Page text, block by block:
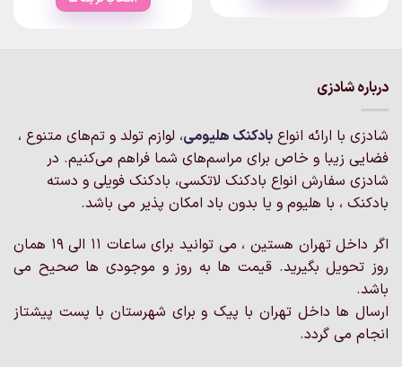
گزینه
ها
ممکن
است
در
محصول
انتخاب
through
۲,۴۴۰,۰۰۰تومان
باشد.
گزینه
ها
ممکن
است
صفحه
محصول
شوند
درباره شادزی
شادزی با ارائه انواع بادکنک‌ هلیومی، لوازم تولد و تم‌های متنوع ،
فضایی زیبا و خاص برای مراسم‌های شما فراهم می‌کنیم. در
شادزی سفارش انواع بادکنک لاتکسی، بادکنک فویلی و دسته
بادکنک ، با هلیوم و یا بدون باد امکان پذیر می باشد.
اگر داخل تهران هستین ، می توانید برای ساعات 11 الی 19 همان
روز تحویل بگیرید. قیمت ها به روز و موجودی ها صحیح می
باشد.
ارسال ها داخل تهران با پیک و برای شهرستان با پست پیشتاز
انجام می گردد.